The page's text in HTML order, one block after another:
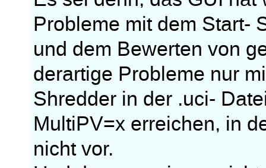
Probleme mit dem Start-
und dem Bewerten von
derartige Probleme nur
Shredder in der .uci-
MultiPV=x erreichen, in
nicht vor.